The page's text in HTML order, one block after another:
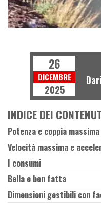
26
DICEMBRE
2025
INDICE DEI
Potenza e coppia massima
Velocità massima e
I consumi
Bella e ben fatta
Dimensioni gestibili con